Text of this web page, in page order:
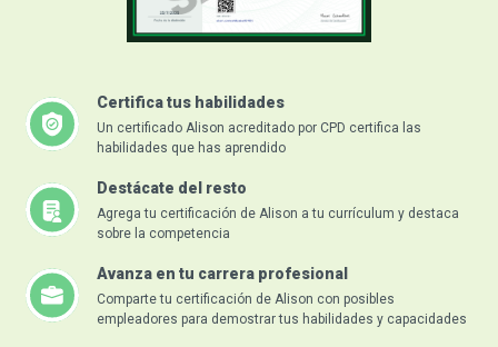
Certifica tus habilidades
Un certificado Alison acreditado por CPD certifica las
habilidades que has aprendido
Destácate del resto
Agrega tu certificación de Alison a tu currículum y destaca
sobre la competencia
Avanza en tu carrera profesional
Comparte tu certificación de Alison con posibles
empleadores para demostrar tus habilidades y capacidades